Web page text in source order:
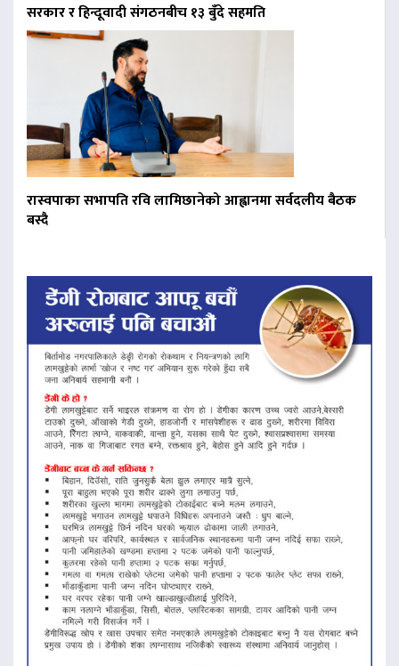
सरकार र हिन्दूवादी संगठनबीच १३ बुँदे सहमति
रास्वपाका सभापति रवि लामिछानेको आह्वानमा सर्वदलीय बैठक
बस्दै